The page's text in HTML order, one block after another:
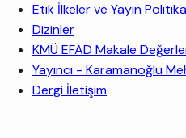
Etik İlkeler ve Yayın
Dizinler
KMÜ EFAD Makale
Yayıncı - Karamanoğlu
Dergi İletişim